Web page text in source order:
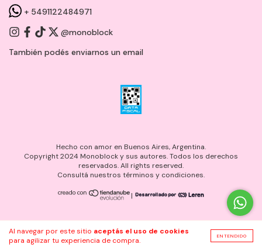
Al navegar por este sitio aceptás el uso de cookies
para agilizar tu experiencia de compra.
ENTENDIDO
+ 5491122484971
@monoblock
También podés enviarnos un email
Hecho con amor en Buenos Aires, Argentina.
Copyright 2024 Monoblock y sus autores. Todos los derechos
reservados. All rights reserved.
Consultá nuestros términos y condiciones.
|